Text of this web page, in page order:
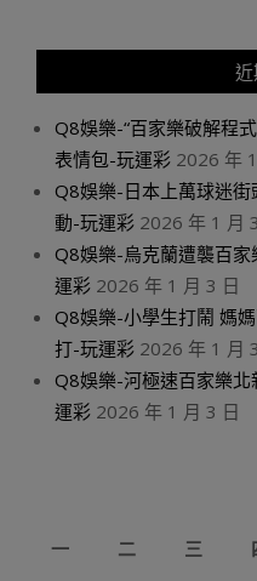
Q8娛樂-“百家樂破解程
表情包-玩運彩 2026 年
Q8娛樂-日本上萬球迷
動-玩運彩 2026 年 1 月
Q8娛樂-烏克蘭遭襲百
運彩 2026 年 1 月 3 日
Q8娛樂-小學生打鬧 媽
打-玩運彩 2026 年 1 月
Q8娛樂-河極速百家樂
運彩 2026 年 1 月 3 日
一
二 三